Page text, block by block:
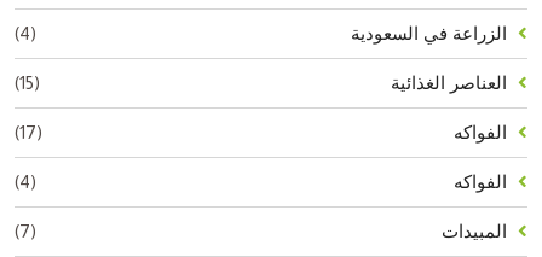
الزراعة في السعودية (4)
العناصر الغذائية (15)
الفواكه (17)
الفواكه (4)
المبيدات (7)